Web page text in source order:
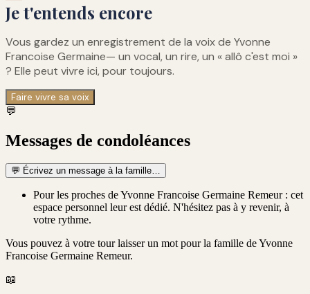
Je t'entends encore
Vous gardez un enregistrement de la voix de Yvonne
Francoise Germaine— un vocal, un rire, un « allô c'est moi »
? Elle peut vivre ici, pour toujours.
Faire vivre sa voix
💬
Messages de condoléances
💬 Écrivez un message à la famille…
Pour les proches de Yvonne Francoise Germaine Remeur : cet
espace personnel leur est dédié. N'hésitez pas à y revenir, à
votre rythme.
Vous pouvez à votre tour laisser un mot pour la famille deYvonne
Francoise Germaine Remeur.
📖